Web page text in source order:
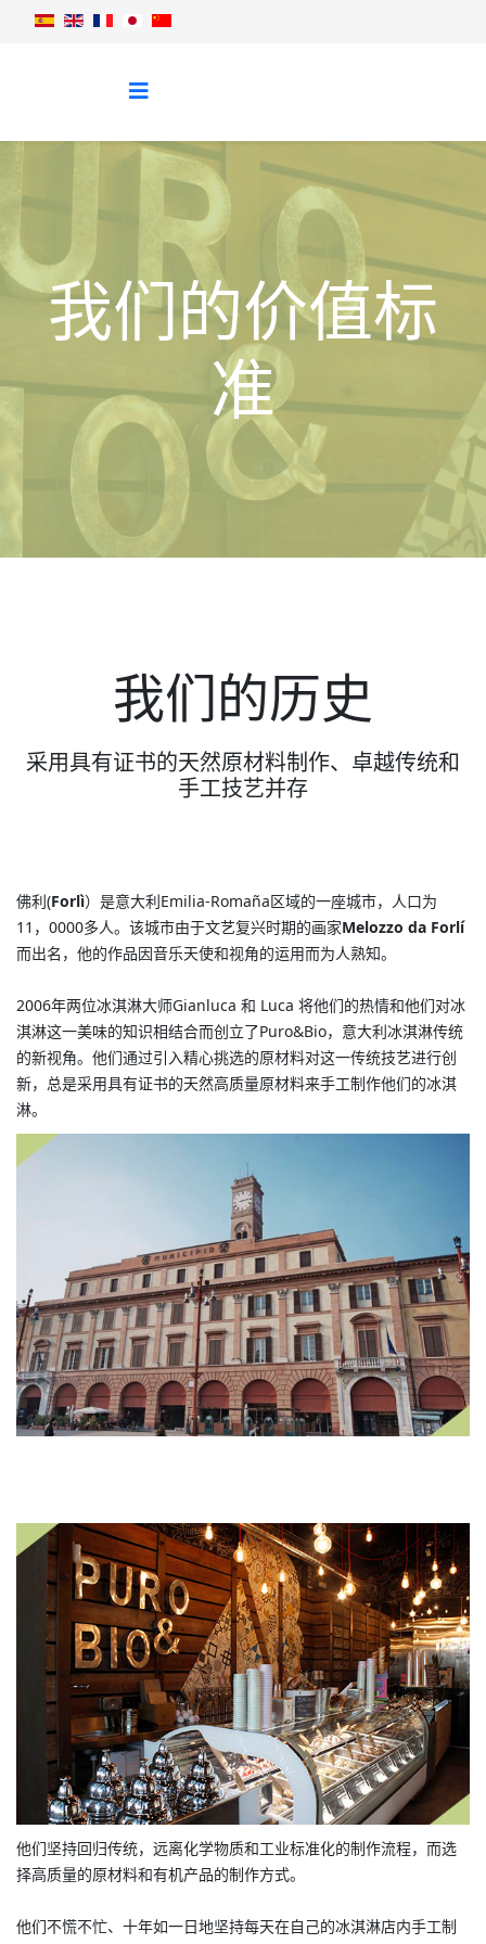
我们的价值标
准
我们的历史
采用具有证书的天然原材料制作、卓越传统和
手工技艺并存
佛利(Forlì）是意大利Emilia-Romaña区域的一座城市，人口为
11，0000多人。该城市由于文艺复兴时期的画家Melozzo da Forlí
而出名，他的作品因音乐天使和视角的运用而为人熟知。
2006年两位冰淇淋大师Gianluca 和 Luca 将他们的热情和他们对冰
淇淋这一美味的知识相结合而创立了Puro&Bio，意大利冰淇淋传统
的新视角。他们通过引入精心挑选的原材料对这一传统技艺进行创
新，总是采用具有证书的天然高质量原材料来手工制作他们的冰淇
淋。
他们坚持回归传统，远离化学物质和工业标准化的制作流程，而选
择高质量的原材料和有机产品的制作方式。
他们不慌不忙、十年如一日地坚持每天在自己的冰淇淋店内手工制